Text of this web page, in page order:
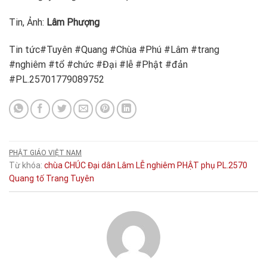
Tin, Ảnh: Lâm Phượng
Tin tức#Tuyên #Quang #Chùa #Phú #Lâm #trang
#nghiêm #tổ #chức #Đại #lễ #Phật #đản
#PL.25701779089752
PHẬT GIÁO VIỆT NAM
Từ khóa: chùa CHÚCĐại dân Lâm LỄnghiêm PHẬT phụ PL.2570
Quang tố Trang Tuyên